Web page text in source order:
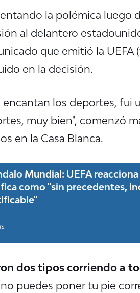
la polémica luego
al delantero
que emitió la UEFA (
en la decisión.
encantan los deportes, fui
muy bien", comenzó
en la Casa Blanca.
Mundial: UEFA
como "sin precedentes,
dos tipos corriendo a
no puedes poner tu pie